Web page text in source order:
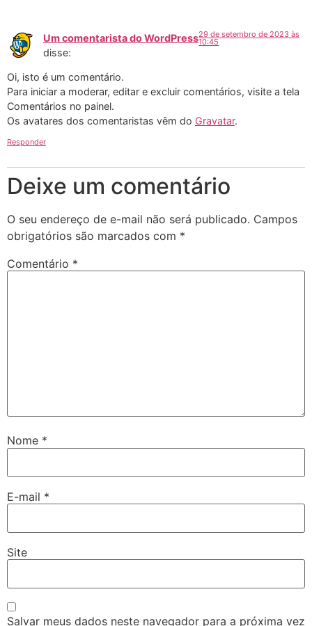
Um comentarista do WordPress
disse:
29 de setembro de 2023 às
10:45
Oi, isto é um comentário.
Para iniciar a moderar, editar e excluir comentários, visite a tela
Comentários no painel.
Os avatares dos comentaristas vêm do Gravatar.
Responder
Deixe um comentário
O seu endereço de e-mail não será publicado. Campos
obrigatórios são marcados com *
Comentário *
Nome *
E-mail *
Site
Salvar meus dados neste navegador para a próxima vez